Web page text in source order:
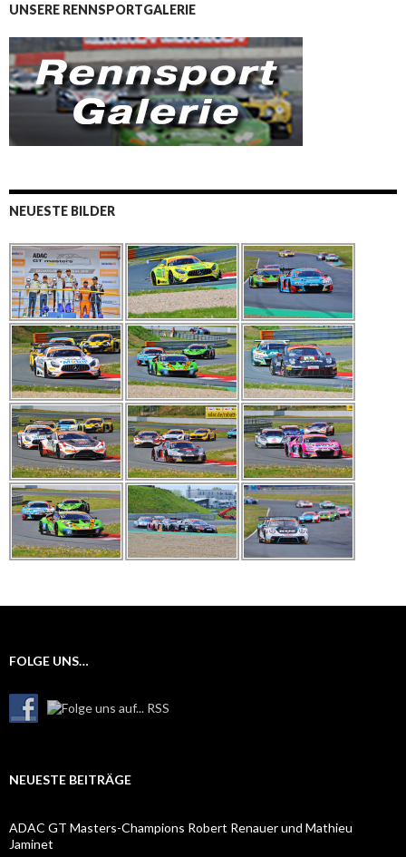
UNSERE RENNSPORTGALERIE
NEUESTE BILDER
FOLGE UNS…
NEUESTE BEITRÄGE
ADAC GT Masters-Champions Robert Renauer und Mathieu
Jaminet